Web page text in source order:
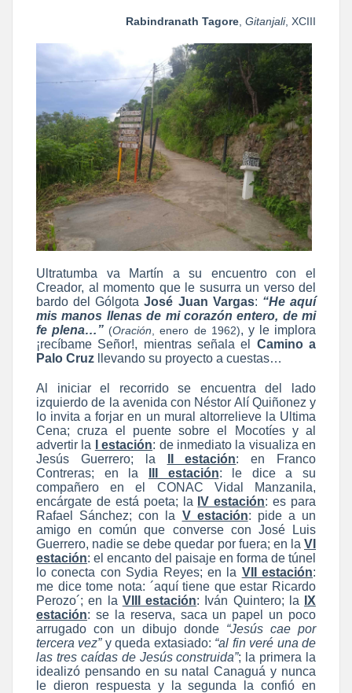
Rabindranath Tagore, Gitanjali, XCIII
Ultratumba va Martín a su encuentro con el
Creador, al momento que le susurra un verso del
bardo del GólgotaJosé Juan Vargas: “He aquí
mis manos llenas de mi corazón entero, de mi
fe plena…” (Oración , enero de 1962), y le implora
¡recíbame Señor!, mientras señala el Camino a
Palo Cruz llevando su proyecto a cuestas…
Al iniciar el recorrido se encuentra del lado
izquierdo de la avenida con Néstor Alí Quiñonez y
lo invita a forjar en un mural altorrelieve la Ultima
Cena; cruza el puente sobre el Mocotíes y al
advertir la
I estación: de inmediato la visualiza en
Jesús Guerrero; la
II estación: en Franco
Contreras; en la
III estación: le dice a su
compañero en el CONAC Vidal Manzanila,
encárgate de está poeta; la IV estación: es para
Rafael Sánchez; con la V estación: pide a un
amigo en común que converse con José Luis
Guerrero, nadie se debe quedar por fuera; en la VI
estación: el encanto del paisaje en forma de túnel
lo conecta con Sydia Reyes; en la VII estación:
me dice tome nota: ´aquí tiene que estar Ricardo
Perozo´; en la VIII estación: Iván Quintero; la
IX
estación: se la reserva, saca un papel un poco
arrugado con un dibujo donde “Jesús cae por
tercera vez”y queda extasiado: “al fin veré una de
las tres caídas de Jesús construida”; la primera la
idealizó pensando en su natal Canaguá y nunca
le dieron respuesta y la segunda la confió en